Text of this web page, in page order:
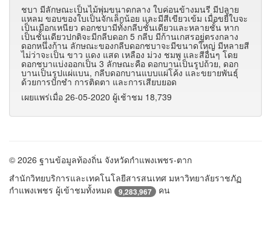
ชบา มีลักษณะเป็นไม้พุ่มขนาดกลาง ใบค่อนข้างมนรี มีปลาย
แหลม ขอบของใบเป็นจักเล็กน้อย และมีสีเขียวเข้ม เมื่อขยี้ใบจะ
เป็นเมือกเหนียว ดอกชบามีทั้งกลีบชั้นเดียวและหลายชั้น หาก
เป็นชั้นเดียวปกติจะมีกลีบดอก 5 กลีบ มีก้านเกสรอยู่ตรงกลาง
ดอกหนึ่งก้าน ลักษณะของกลีบดอกชบาจะมีขนาดใหญ่ มีหลายสี
ไม่ว่าจะเป็น ขาว แดง แสด เหลือง ม่วง ชมพู และสีอื่นๆ โดย
ดอกชบาแบ่งออกเป็น 3 ลักษณะคือ ดอกบานเป็นรูปถ้วย, ดอก
บานเป็นรูปแผ่แบน, กลีบดอกบานแบบแผ่โค้ง และขยายพันธุ์
ด้วยการปักชำ การติดตา และการเสียบยอด
เผยแพร่เมื่อ 26-05-2020 ผู้เช้าชม 18,739
© 2026 ฐานข้อมูลท้องถิ่น จังหวัดกำแพงเพชร-ตาก
สำนักวิทยบริการและเทคโนโลยีสารสนเทศ มหาวิทยาลัยราชภัฏ
กำแพงเพชร ผู้เข้าชมทั้งหมด
9,283,967 คน